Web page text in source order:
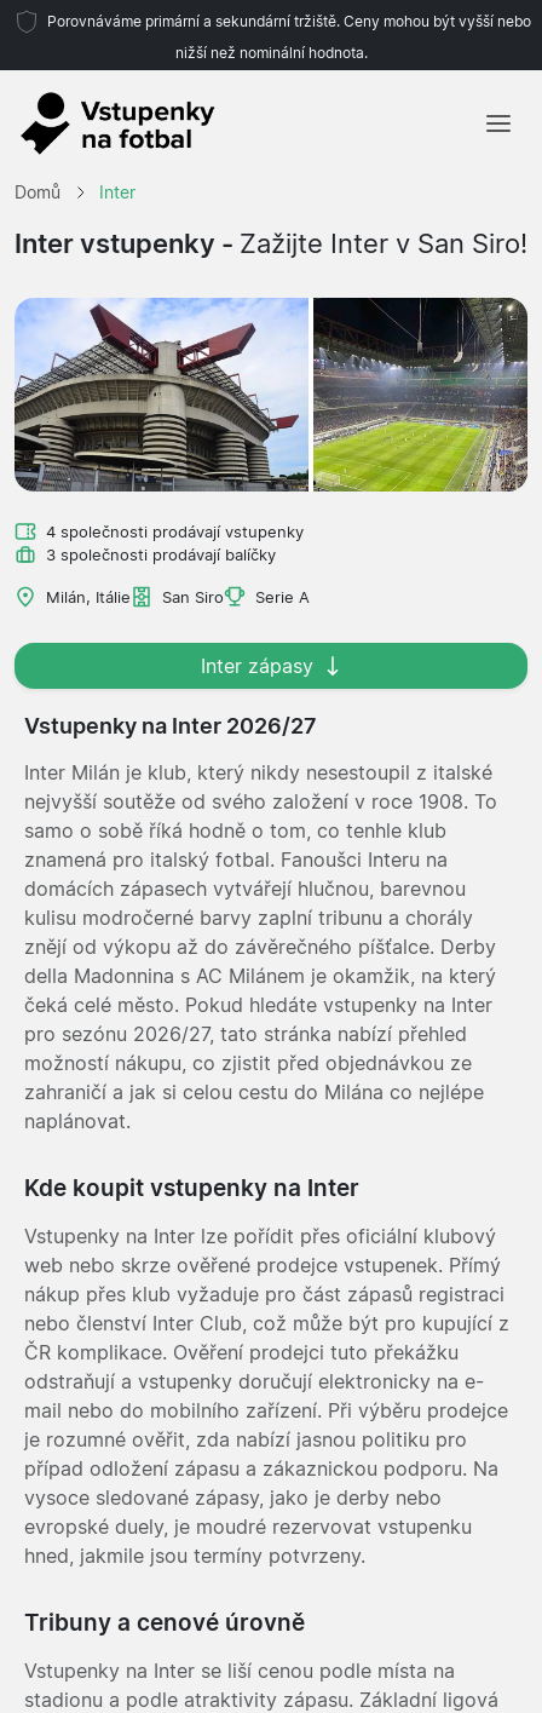
Porovnáváme primární a sekundární tržiště. Ceny mohou být vyšší nebo
nižší než nominální hodnota.
Týmy
Cestovní kanceláře
Domů Inter
Inter vstupenky - Zažijte Inter v San Siro!
4 společnosti prodávají vstupenky
3 společnosti prodávají balíčky
Milán, Itálie San Siro Serie A
Inter zápasy
Vstupenky na Inter 2026/27
Inter Milán je klub, který nikdy nesestoupil z italské
nejvyšší soutěže od svého založení v roce 1908. To
samo o sobě říká hodně o tom, co tenhle klub
znamená pro italský fotbal. Fanoušci Interu na
domácích zápasech vytvářejí hlučnou, barevnou
kulisu modročerné barvy zaplní tribunu a chorály
znějí od výkopu až do závěrečného píšťalce. Derby
della Madonnina s AC Milánem je okamžik, na který
čeká celé město. Pokud hledáte vstupenky na Inter
pro sezónu 2026/27, tato stránka nabízí přehled
možností nákupu, co zjistit před objednávkou ze
zahraničí a jak si celou cestu do Milána co nejlépe
naplánovat.
Kde koupit vstupenky na Inter
Vstupenky na Inter lze pořídit přes oficiální klubový
web nebo skrze ověřené prodejce vstupenek. Přímý
nákup přes klub vyžaduje pro část zápasů registraci
nebo členství Inter Club, což může být pro kupující z
ČR komplikace. Ověření prodejci tuto překážku
odstraňují a vstupenky doručují elektronicky na e-
mail nebo do mobilního zařízení. Při výběru prodejce
je rozumné ověřit, zda nabízí jasnou politiku pro
případ odložení zápasu a zákaznickou podporu. Na
vysoce sledované zápasy, jako je derby nebo
evropské duely, je moudré rezervovat vstupenku
hned, jakmile jsou termíny potvrzeny.
Tribuny a cenové úrovně
Vstupenky na Inter se liší cenou podle místa na
stadionu a podle atraktivity zápasu. Základní ligová